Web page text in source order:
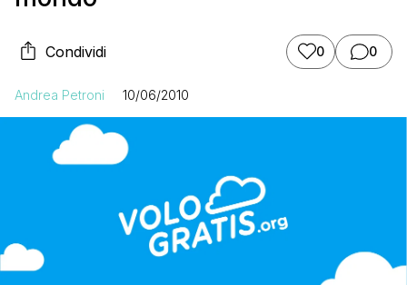
Condividi 0 0
Andrea Petroni 10/06/2010